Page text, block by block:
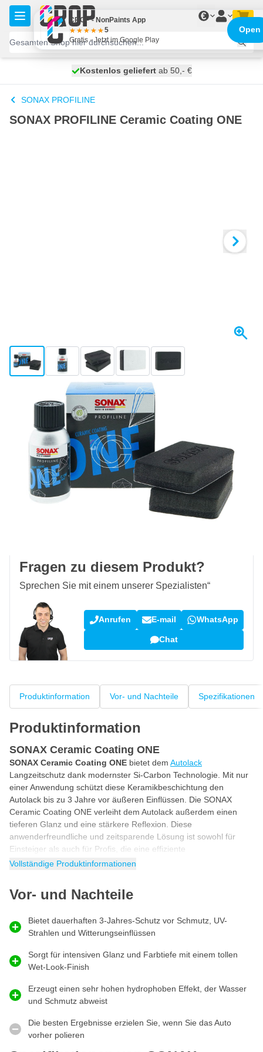
Zum Inhalt springen
€
heute versendet
Kostenlos geliefertab 50,- €
100 Tage
SONAX PROFILINE
SONAX PROFILINE Ceramic Coating ONE
View larger imageView larger imageView larger imageView larger imageView larger image
Heute versendet
66, € inkl. MwSt
Menge
In den Warenkorb
Vor 23:59 Uhr bestellt,heute versendet
Kostenlos geliefert
Fragen zu diesem Produkt?
Sprechen Sie mit einem unserer Spezialisten“
Anrufen E-mail WhatsApp
Chat
Produktinformation Vor- und Nachteile Spezifikationen
Produktinformation
SONAX Ceramic Coating ONE
SONAX Ceramic Coating ONE bietet dem Autolack
Langzeitschutz dank modernster Si-Carbon Technologie. Mit nur
einer Anwendung schützt diese Keramikbeschichtung den
Autolack bis zu 3 Jahre vor äußeren Einflüssen. Die SONAX
Ceramic Coating ONE verleiht dem Autolack außerdem einen
tieferen Glanz und eine stärkere Reflexion. Diese
anwenderfreundliche und zeitsparende Lösung ist sowohl für
Einsteiger als auch für Profis, die eine effiziente
Keramikbeschichtung suchen, ideal.
aufgetragen
einfach auftragen können, bekannt. Dank der 1-Schritt-
Anwendung können Sie Ihr gesamtes Auto in etwa 45 Minuten
und einer klaren Anleitung geliefert, so dass Sie sofort loslegen
können. Die keramische Beschichtung ist so konzipiert, dass sie
eine gleichmäßige und dauerhafte Schutzschicht bietet, auch für
Benutzer ohne umfassende Erfahrung mit keramischen
Langanhaltende Ergebnisse und einfache Pflege
Mit der SONAX PROFILINE Ceramic Coating ONE bleibt Ihr Auto
Vollständige Produktinformationen
Vor- und Nachteile
Bietet dauerhaften 3-Jahres-Schutz vor Schmutz, UV-
Strahlen und Witterungseinflüssen
Sorgt für intensiven Glanz und Farbtiefe mit einem tollen
Wet-Look-Finish
Erzeugt einen sehr hohen hydrophoben Effekt, der Wasser
und Schmutz abweist
Die besten Ergebnisse erzielen Sie, wenn Sie das Auto
vorher polieren
CROP - NonPaints App
5
Gratis - Jetzt im Google Play
Open